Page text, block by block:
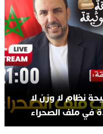
195: فضيحة نظام لا وزن لا
ملف الصحراء